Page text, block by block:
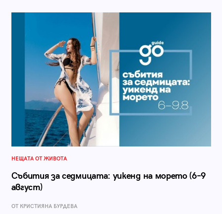
НЕЩАТА ОТ ЖИВОТА
Събития за седмицата: уикенд на морето (6–9
август)
ОТ КРИСТИЯНА БУРДЕВА